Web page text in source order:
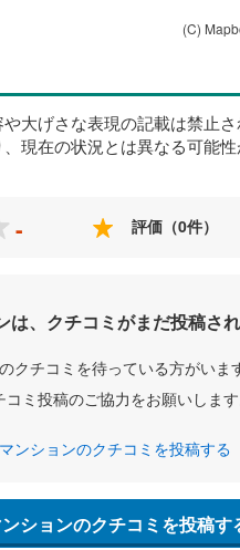
(C)
大げさな表現の記載は禁止
現在の状況とは異なる可能
- 評価（0件）
は、クチコミがまだ投稿され
クチコミを待っている方がいま
ミ投稿のご協力をお願いします
ンションのクチコミを投稿する
ションのクチコミを投稿す